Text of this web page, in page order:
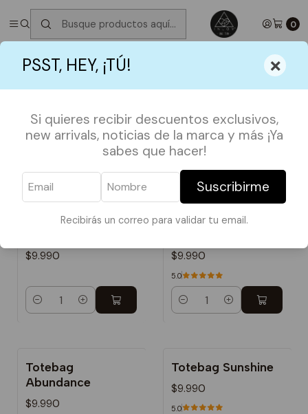
PSST, HEY, ¡TÚ! ×
Si quieres recibir descuentos exclusivos,
new arrivals, noticias de la marca y más ¡Ya
sabes que hacer!
Suscribirme
Recibirás un correo para validar tu email.
0
✮ ⋆ ˚｡𖦹 ⋆｡°✩Próximos Despachos martes 11 de Agosto
⋆｡°✩
TOTE BAGS
TOTE FRASES
muestra de 208 productos
$9.990
Cantidad
$9.990
5.0
Cantidad
Totebag
Abundance
$9.990
Totebag Sunshine
$9.990
5.0